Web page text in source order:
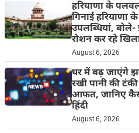
हरियाणा के
गिनाई हरियाणा
उपलब्धियां, बोले-
रोशन कर रहे
August 6, 2026
घर में बढ़ जाएंगे
रखी पानी की
आफत, जानिए
हिंदी
August 6, 2026